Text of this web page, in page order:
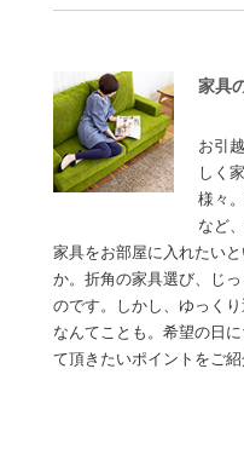
家具
お引
しく
様々
など
家具をお部屋に入れたい
か。折角の家具選び、じ
のです。しかし、ゆっく
なんてことも。希望の日
て頂きたいポイントをご